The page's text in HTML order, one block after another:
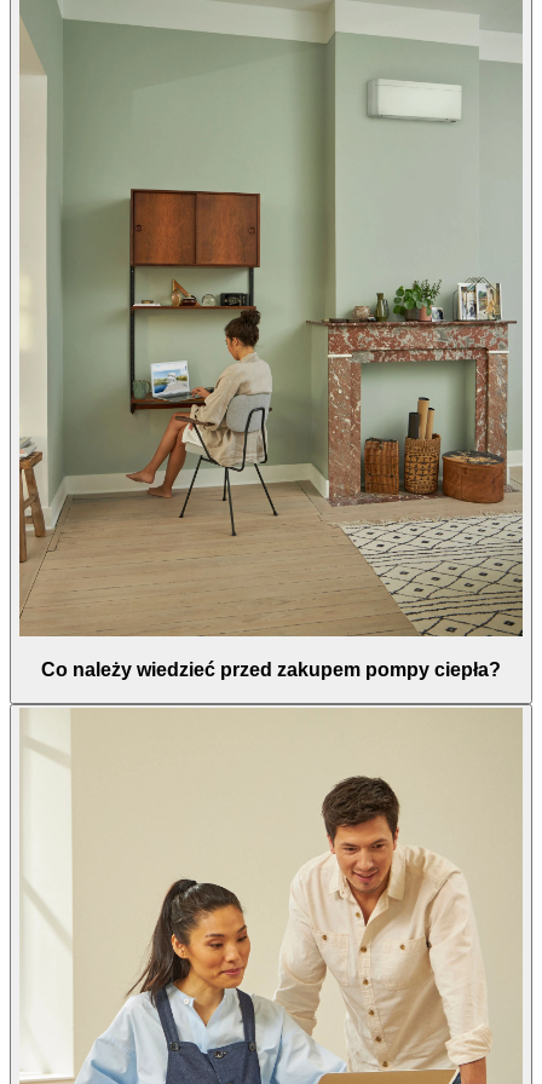
Co należy wiedzieć przed zakupem pompy ciepła?